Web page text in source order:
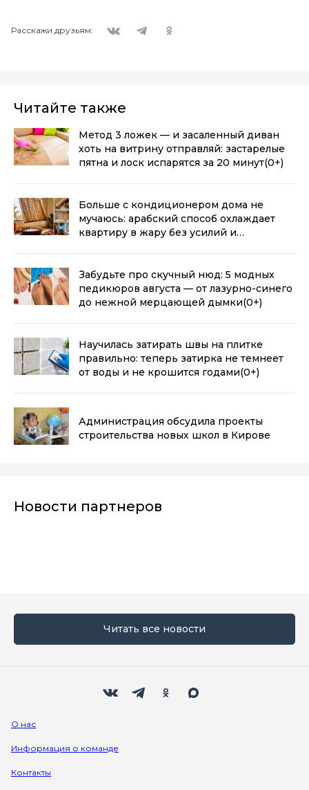
Расскажи друзьям:
Читайте также
Метод 3 ложек — и засаленный диван
хоть на витрину отправляй: застарелые
пятна и лоск испарятся за 20 минут(0+)
Больше с кондиционером дома не
мучаюсь: арабский способ охлаждает
квартиру в жару без усилий и
Забудьте про скучный нюд: 5 модных
педикюров августа — от лазурно-синего
до нежной мерцающей дымки(0+)
Научилась затирать швы на плитке
правильно: теперь затирка не темнеет
от воды и не крошится годами(0+)
Администрация обсудила проекты
строительства новых школ в Кирове
Новости партнеров
Читать все новости
О нас
Информация о команде
Контакты